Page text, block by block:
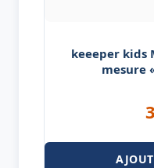
keeeper kids
mesure